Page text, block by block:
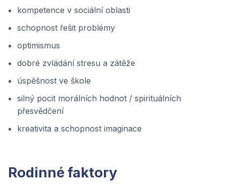
kompetence v sociální oblasti
schopnost řešit problémy
optimismus
dobré zvládání stresu a zátěže
úspěšnost ve škole
silný pocit morálních hodnot / spirituálních
přesvědčení
kreativita a schopnost imaginace
Rodinné faktory